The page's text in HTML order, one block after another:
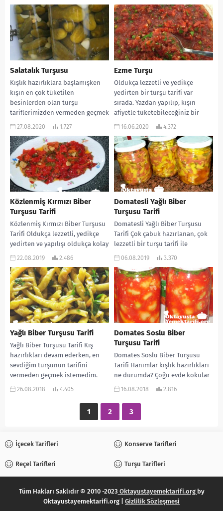
Salatalık Turşusu
Kışlık hazırlıklara başlamışken
kışın en çok tüketilen
besinlerden olan turşu
tariflerimizden vermeden geçmek
istemedim. Bu gün gerçekten
27.08.2020 1.727
Ezme Turşu
Oldukça lezzetli ve yedikçe
yedirten bir turşu tarifi var
sırada. Yazdan yapılıp, kışın
afiyetle tüketebileceğiniz bir
lezzet. Sos yerine kahvaltılarda...
16.06.2020 4.372
Közlenmiş Kırmızı Biber
Turşusu Tarifi
Közlenmiş Kırmızı Biber Turşusu
Tarifi Oldukça lezzetli, yedikçe
yedirten ve yapılışı oldukça kolay
bir turşu tarifi ile devam
22.08.2019 2.486
Domatesli Yağlı Biber
Turşusu Tarifi
Domatesli Yağlı Biber Turşusu
Tarifi Çok çabuk hazırlanan, çok
lezzetli bir turşu tarifi ile
beraberiz. Şimdi pazarlarda hep
06.08.2019 3.370
Yağlı Biber Turşusu Tarifi
Yağlı Biber Turşusu Tarifi Kış
hazırlıkları devam ederken, en
sevdiğim turşunun tarifini
vermeden geçmek istemedim.
Biber turşusu çok lezzetli olur....
26.08.2018 4.405
Domates Soslu Biber
Turşusu Tarifi
Domates Soslu Biber Turşusu
Tarifi Hanımlar kışlık hazırlıkları
ne durumda? Çoğu evde kokular
yayılmaya başladı. Yazın taze taze
16.08.2018 2.816
1 2 3
İçecek Tarifleri Konserve Tarifleri
Reçel Tarifleri Turşu Tarifleri
Tüm Hakları Saklıdır © 2010 -2023 Oktayustayemektarifi.org by
Oktayustayemektarifi.org | Gizlilik Sözleşmesi